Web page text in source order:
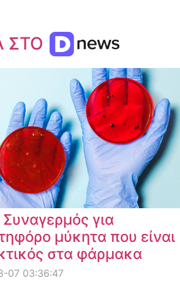
ΣΤΟ
για
μύκητα που είναι
στα φάρμακα
07 03:36:47